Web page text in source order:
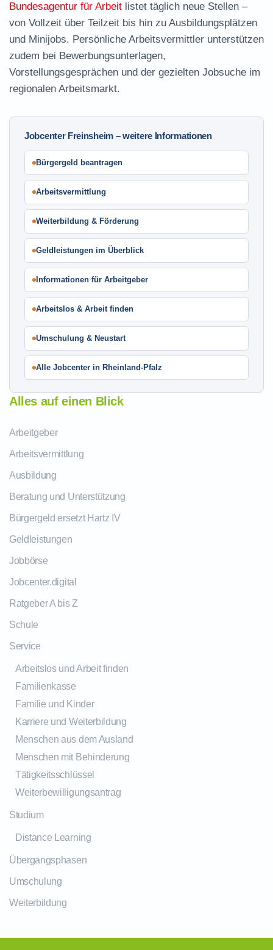
Bundesagentur für Arbeit listet täglich neue Stellen –
von Vollzeit über Teilzeit bis hin zu Ausbildungsplätzen
und Minijobs. Persönliche Arbeitsvermittler unterstützen
zudem bei Bewerbungsunterlagen,
Vorstellungsgesprächen und der gezielten Jobsuche im
regionalen Arbeitsmarkt.
Jobcenter Freinsheim – weitere Informationen
Bürgergeld beantragen
Arbeitsvermittlung
Weiterbildung & Förderung
Geldleistungen im Überblick
Informationen für Arbeitgeber
Arbeitslos & Arbeit finden
Umschulung & Neustart
Alle Jobcenter in Rheinland-Pfalz
Alles auf einen Blick
Arbeitgeber
Arbeitsvermittlung
Ausbildung
Beratung und Unterstützung
Bürgergeld ersetzt Hartz IV
Geldleistungen
Jobbörse
Jobcenter.digital
Ratgeber A bis Z
Schule
Service
Arbeitslos und Arbeit finden
Familienkasse
Familie und Kinder
Karriere und Weiterbildung
Menschen aus dem Ausland
Menschen mit Behinderung
Tätigkeitsschlüssel
Weiterbewilligungsantrag
Studium
Distance Learning
Übergangsphasen
Umschulung
Weiterbildung